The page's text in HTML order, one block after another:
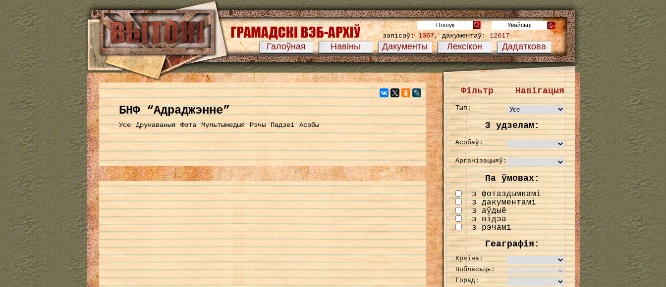
Галоўная Навіны Дакументы Лексікон Дадаткова
запісаў:1067, дакументаў:12617
БНФ “Адраджэнне”
Усе Друкаваныя Фота Мультымедыя Рэчы Падзеі Асобы
Фільтр Навігацыя
Тып:
З удзелам:
Асобаў:
Арганізацыяў:
Па ўмовах:
з фотаздымкамі
з дакументамі
з аўдыё
з відэа
з рэчамі
Геаграфія:
Краіна:
Вобласьць:
Горад: